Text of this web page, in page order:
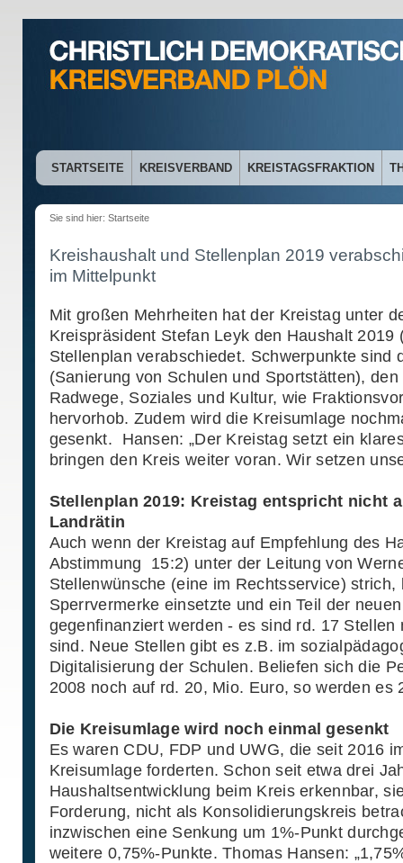
STARTSEITE KREISVERBAND KREISTAGSFRAKTION
Sie sind hier: Startseite
Kreishaushalt und Stellenplan 2019
im Mittelpunkt
Mit großen Mehrheiten hat der Kreistag unter
Kreispräsident Stefan Leyk den Haushalt
Stellenplan verabschiedet. Schwerpunkte sind
(Sanierung von Schulen und Sportstätten),
Radwege, Soziales und Kultur, wie
hervorhob. Zudem wird die Kreisumlage
gesenkt. Hansen: „Der Kreistag setzt ein
bringen den Kreis weiter voran. Wir setzen
Stellenplan 2019: Kreistag entspricht nicht
Landrätin
Auch wenn der Kreistag auf Empfehlung des
Abstimmung 15:2) unter der Leitung von
Stellenwünsche (eine im Rechtsservice)
Sperrvermerke einsetzte und ein Teil der
gegenfinanziert werden - es sind rd. 17
sind. Neue Stellen gibt es z.B. im
Digitalisierung der Schulen. Beliefen sich die
2008 noch auf rd. 20, Mio. Euro, so werden es
Die Kreisumlage wird noch einmal gesenkt
Es waren CDU, FDP und UWG, die seit 2016
Kreisumlage forderten. Schon seit etwa drei
Haushaltsentwicklung beim Kreis erkennbar,
Forderung, nicht als Konsolidierungskreis
inzwischen eine Senkung um 1%-Punkt
weitere 0,75%-Punkte. Thomas Hansen: